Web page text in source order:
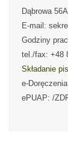
Dąbrowa
E-mail:
Godziny
tel./fax: +48
Składanie
e-
ePUAP: /